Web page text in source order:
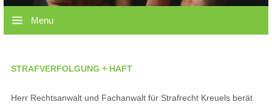
Menu
STRAFVERFOLGUNG + HAFT
Herr Rechtsanwalt und Fachanwalt für Strafrecht Kreuels berät